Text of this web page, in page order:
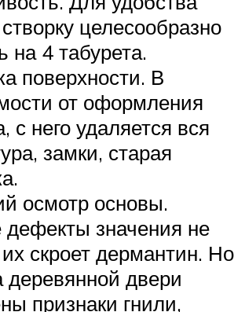
целесообразно
на 4 табурета.
поверхности. В
от оформления
с него удаляется вся
замки, старая
осмотр основы.
значения не
скроет дермантин. Но
деревянной двери
признаки гнили,